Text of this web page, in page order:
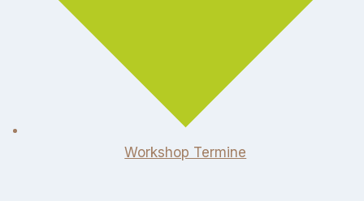
Workshop Termine